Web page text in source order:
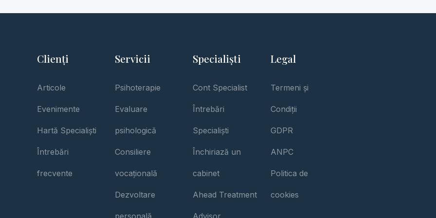
Clienți
Articole
Evenimente
Hartă Specialiști
Întrebări
frecvente
Servicii
Psihoterapie
Evaluare
psihologică
Consiliere
vocațională
Dezvoltare
Specialiști
Cont Specialist
Întrebări
Specialiști
Închiriază un
cabinet
Ahead Treatment
Legal
Termeni și
Condiții
GDPR
ANPC
Politica de
cookies